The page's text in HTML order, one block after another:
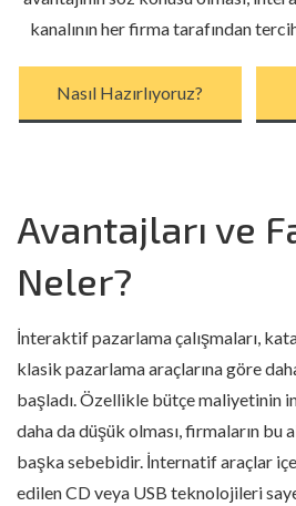
kanalının her firma tarafından
Nasıl Hazırlıyoruz?
Avantajları ve
Neler?
İnteraktif pazarlama çalışmaları,
klasik pazarlama araçlarına göre
başladı. Özellikle bütçe maliyetinin
daha da düşük olması, firmaların bu
başka sebebidir. İnternatif araçlar
edilen CD veya USB teknolojileri